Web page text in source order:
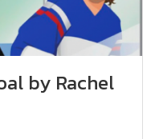
by Rachel